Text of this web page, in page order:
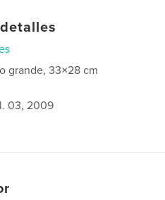
grande, 33×28 cm
03, 2009